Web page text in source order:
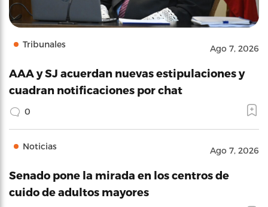
Tribunales Ago 7, 2026
AAA y SJ acuerdan nuevas estipulaciones y
cuadran notificaciones por chat
0
Noticias Ago 7, 2026
Senado pone la mirada en los centros de
cuido de adultos mayores